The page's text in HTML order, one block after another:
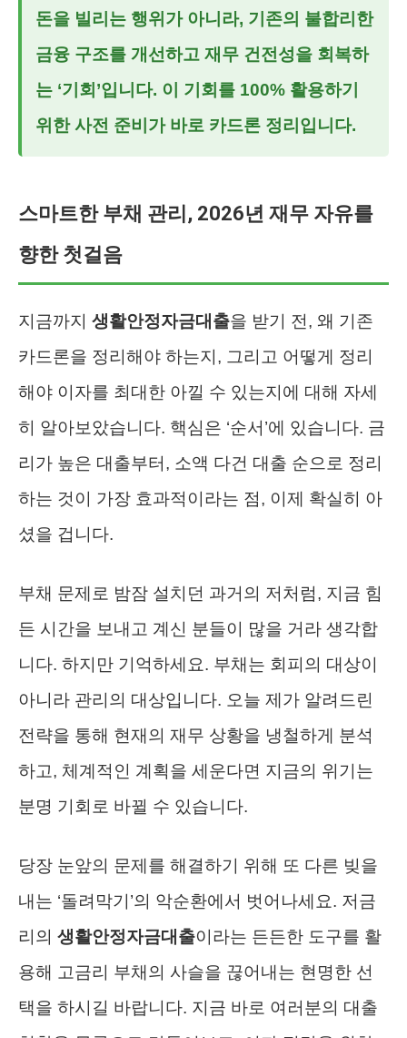
돈을 빌리는 행위가 아니라, 기존의 불합리한
금융 구조를 개선하고 재무 건전성을 회복하
는 ‘기회’입니다. 이 기회를 100% 활용하기
위한 사전 준비가 바로 카드론 정리입니다.
스마트한 부채 관리, 2026년 재무 자유를
향한 첫걸음
지금까지 생활안정자금대출을 받기 전, 왜 기존
카드론을 정리해야 하는지, 그리고 어떻게 정리
해야 이자를 최대한 아낄 수 있는지에 대해 자세
히 알아보았습니다. 핵심은 ‘순서’에 있습니다. 금
리가 높은 대출부터, 소액 다건 대출 순으로 정리
하는 것이 가장 효과적이라는 점, 이제 확실히 아
셨을 겁니다.
부채 문제로 밤잠 설치던 과거의 저처럼, 지금 힘
든 시간을 보내고 계신 분들이 많을 거라 생각합
니다. 하지만 기억하세요. 부채는 회피의 대상이
아니라 관리의 대상입니다. 오늘 제가 알려드린
전략을 통해 현재의 재무 상황을 냉철하게 분석
하고, 체계적인 계획을 세운다면 지금의 위기는
분명 기회로 바뀔 수 있습니다.
당장 눈앞의 문제를 해결하기 위해 또 다른 빚을
내는 ‘돌려막기’의 악순환에서 벗어나세요. 저금
리의 생활안정자금대출이라는 든든한 도구를 활
용해 고금리 부채의 사슬을 끊어내는 현명한 선
택을 하시길 바랍니다. 지금 바로 여러분의 대출